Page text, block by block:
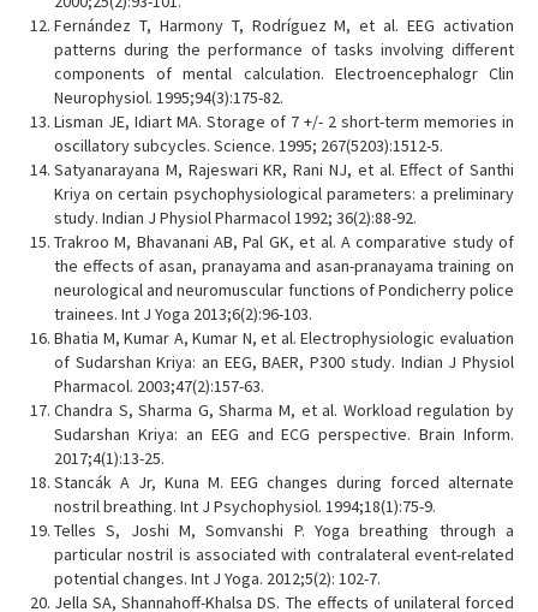
Fernández T, Harmony T, Rodríguez M, et al. EEG activation
patterns during the performance of tasks involving different
components of mental calculation. Electroencephalogr Clin
Neurophysiol. 1995;94(3):175-82.
Lisman JE, Idiart MA. Storage of 7 +/- 2 short-term memories in
oscillatory subcycles. Science. 1995; 267(5203):1512-5.
Satyanarayana M, Rajeswari KR, Rani NJ, et al. Effect of Santhi
Kriya on certain psychophysiological parameters: a preliminary
study. Indian J Physiol Pharmacol 1992; 36(2):88-92.
Trakroo M, Bhavanani AB, Pal GK, et al. A comparative study of
the effects of asan, pranayama and asan-pranayama training on
neurological and neuromuscular functions of Pondicherry police
trainees. Int J Yoga 2013;6(2):96-103.
Bhatia M, Kumar A, Kumar N, et al. Electrophysiologic evaluation
of Sudarshan Kriya: an EEG, BAER, P300 study. Indian J Physiol
Pharmacol. 2003;47(2):157-63.
Chandra S, Sharma G, Sharma M, et al. Workload regulation by
Sudarshan Kriya: an EEG and ECG perspective. Brain Inform.
2017;4(1):13-25.
Stancák A Jr, Kuna M. EEG changes during forced alternate
nostril breathing. Int J Psychophysiol. 1994;18(1):75-9.
Telles S, Joshi M, Somvanshi P. Yoga breathing through a
particular nostril is associated with contralateral event-related
potential changes. Int J Yoga. 2012;5(2): 102-7.
Jella SA, Shannahoff-Khalsa DS. The effects of unilateral forced